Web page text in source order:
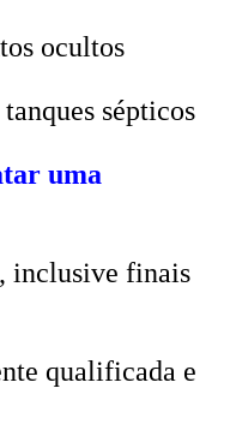
ocultos
sépticos
uma
inclusive finais
qualificada e